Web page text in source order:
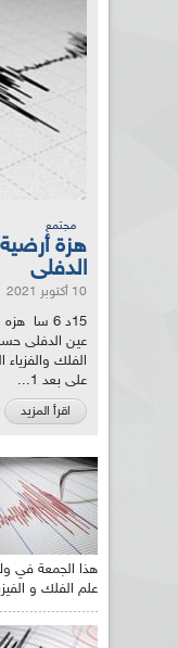
مجتمع
الدفلى
10 أكتوبر 2021
عين الدفلى
الفلك والفزياء
على بعد 1...
اقرأ المزيد
هذا الجمعة في
علم الفلك و